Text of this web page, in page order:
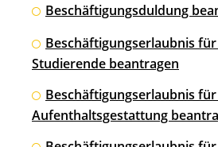
Beschäftigungsduldung
Beschäftigungserlaubnis
Studierende beantragen
Beschäftigungserlaubnis
Aufenthaltsgestattung